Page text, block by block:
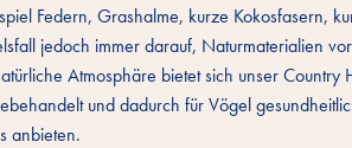
Federn, Grashalme, kurze Kokosfasern,
jedoch immer darauf, Naturmaterialien
Atmosphäre bietet sich unser
und dadurch für Vögel
anbieten.